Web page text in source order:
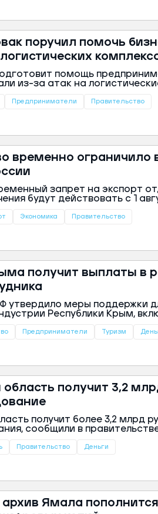
поручил помочь
помощь
из-за атак на
РФ.
Предприниматели Правительство
временно ограничило
запрет на экспорт
будут действовать с 1
Экономика Правительство
получит выплаты в
утвердило меры поддержки
Республики Крым,
сообщил глава Крыма
Предприниматели Туризм
область получит 3,2
получит более 3,2 млрд
сообщили в
Правительство Деньги
Ямала